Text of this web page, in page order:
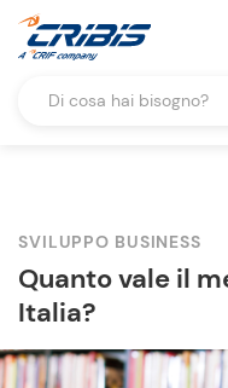
SVILUPPO BUSINESS
Quanto vale il
Italia?